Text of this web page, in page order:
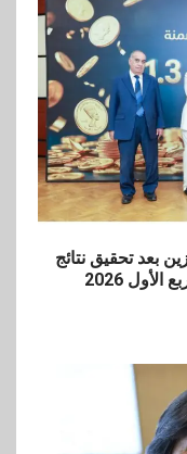
اليوم
العديد من
بعد تحقيق نتائج
2026